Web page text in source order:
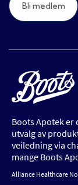
Bli medlem
Boots Apotek
utvalg av
veiledning via
mange Boots
Alliance Healthcare